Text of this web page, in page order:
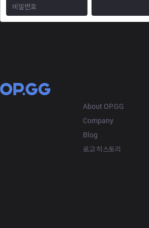
About OP.GG
Company
Blog
로고 히스토리